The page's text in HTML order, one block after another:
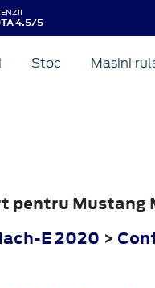
4.5/5
Stoc Masini
pentru Mustang
E 2020 >